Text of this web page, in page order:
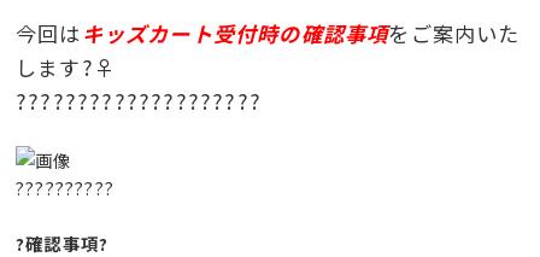
今回はキッズカート受付時の確認事項をご案内いた
します?‍♀️
????????????????????
??????????
?確認事項?